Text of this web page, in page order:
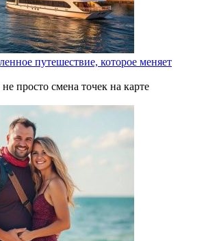
путешествие, которое меняет
просто смена точек на карте